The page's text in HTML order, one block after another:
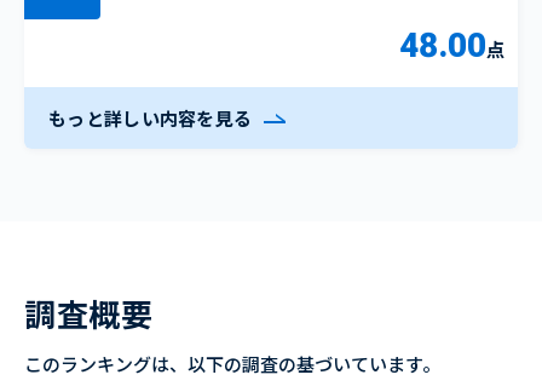
48.00点
もっと詳しい内容を見る
調査概要
このランキングは、以下の調査の基づいています。